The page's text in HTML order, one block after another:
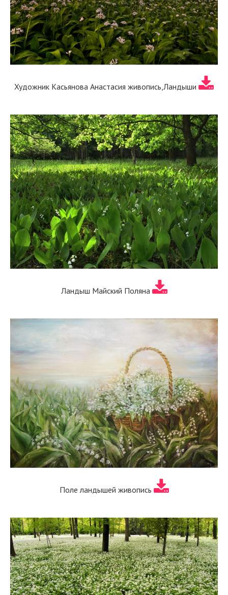
Художник Касьянова Анастасия живопись,Ландыши
Ландыш Майский Поляна
Поле ландышей живопись